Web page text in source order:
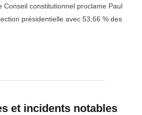
Conseil constitutionnel proclame Paul
présidentielle avec 53,66 % des
et incidents notables